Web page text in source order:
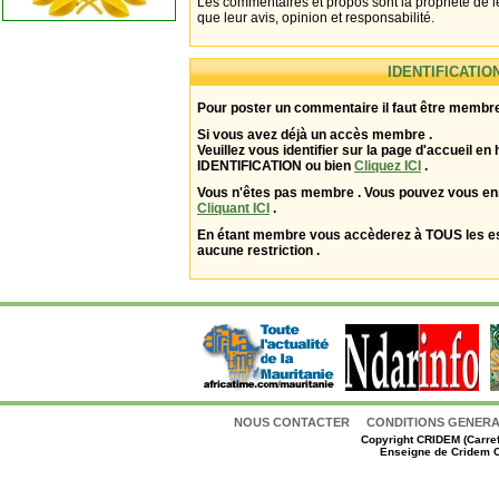
que leur avis, opinion et responsabilité.
Pour poster un commentaire il faut être
Si vous avez déjà un accès membre .
Veuillez vous identifier sur la page d'accueil en
IDENTIFICATION ou bien Cliquez ICI .
Vous n'êtes pas membre . Vous pouvez vous
Cliquant ICI .
En étant membre vous accèderez à TOUS les
aucune restriction .
NOUS CONTACTER CONDITIONS
CopyrightCRIDEM
Enseigne de Cridem